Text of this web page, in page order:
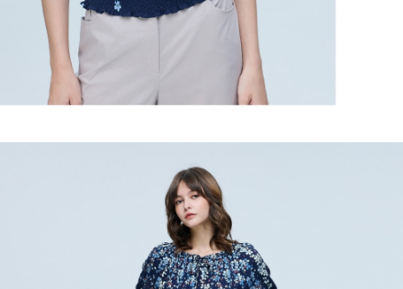
請求用戶進行身份認證。
５．嚴禁一人註冊多個帳號或使用他人資訊註冊。若發現惡意使用之情形，
恩沛科技股份有限公司將有權停止該用戶之使用額度並採取法律行動。
付款後門市自取
免運費
海外配送